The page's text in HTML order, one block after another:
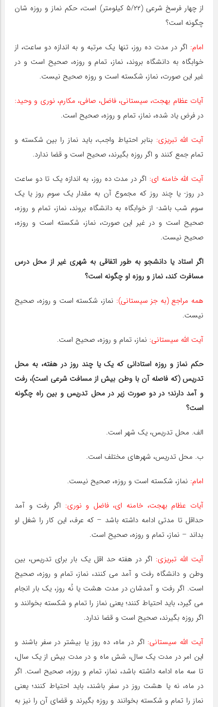
از چهار فرسخ شرعی (۵/۲۲ کیلومتر) است، حکم نماز و روزه شان
چگونه است؟
امام: اگر در مدت ده روز، تنها یک مرتبه و به اندازه دو ساعت، از
خوابگاه به دانشگاه بروند، نماز، تمام و روزه، صحیح است و در
غیر این صورت، نماز، شکسته است و روزه صحیح نیست.
آیات عظام بهجت، سیستانی، فاضل، صافی، مکارم، نوری و وحید:
در فرض یاد شده، نماز، تمام و روزه، صحیح است.
آیت اللّه تبریزی: بنابر احتیاط واجب، باید نماز را بین شکسته و
تمام جمع کنند و اگر روزه بگیرند، صحیح است و قضا ندارد.
آیت اللّه خامنه ای: اگر در مدت ده روز، به اندازه یک تا دو ساعت
در روز- یا چند روز که مجموع آن به مقدار یک سوم روز یا یک
سوم شب باشد- از خوابگاه به دانشگاه بروند، نماز، تمام و روزه،
صحیح است و در غیر این صورت، نماز، شکسته است و روزه،
صحیح نیست.
اگر استاد یا دانشجو به طور اتفاقی به شهری غیر از محل درس
مسافرت کند، نماز و روزه او چگونه است؟
همه مراجع (به جز سیستانی): نماز، شکسته است و روزه، صحیح
نیست.
آیت اللّه سیستانی: نماز، تمام و روزه، صحیح است.
حکم نماز و روزه استادانی که یک یا چند روز در هفته، به محل
تدریس (که فاصله آن با وطن بیش از مسافت شرعی است)، رفت
و آمد دارند؛ در دو صورت زیر در محل تدریس و بین راه چگونه
است؟
الف. محل تدریس، یک شهر است.
ب. محل تدریس، شهرهای مختلف است.
امام: نماز، شکسته است و روزه، صحیح نیست.
آیات عظام بهجت، خامنه ای، فاضل و نوری: اگر رفت و آمد
حداقل تا مدتی ادامه داشته باشد – که عرف، این کار را شغل او
بداند – نماز، تمام و روزه، صحیح است.
آیت اللّه تبریزی: اگر در هفته حد اقل یک بار برای تدریس، بین
وطن و دانشگاه رفت و آمد می کنند، نماز، تمام و روزه، صحیح
است. اگر رفت و آمدشان در مدت هشت یا نُه روز، یک بار انجام
می گیرد، باید احتیاط کنند؛ یعنی نماز را تمام و شکسته بخوانند و
اگر روزه بگیرند، صحیح است و قضا ندارد.
آیت اللّه سیستانی: اگر در ماه، ده روز یا بیشتر در سفر باشند و
این امر در مدت یک سال، شش ماه و در مدت بیش از یک سال،
تا سه ماه ادامه داشته باشد، نماز، تمام و روزه، صحیح است. اگر
در ماه، نه یا هشت روز در سفر باشند، باید احتیاط کنند؛ یعنی
نماز را تمام و شکسته بخوانند و روزه بگیرند و قضای آن را نیز به